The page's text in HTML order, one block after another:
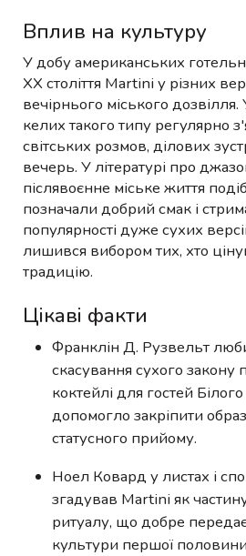
Вплив на культуру
У добу американських
XX століття Martini у різних
вечірнього міського
келих такого типу регулярно
світських розмов, ділових
вечерь. У літературі про
післявоєнне міське життя
позначали добрий смак і
популярності дуже сухих
лишився вибором тих, хто
традицію.
Цікаві факти
Франклін Д. Рузвельт
скасування сухого закону
коктейлі для гостей
допомогло закріпити
статусного прийому.
Ноел Ковард у листах і
згадував Martini як
ритуалу, що добре
культури першої половини